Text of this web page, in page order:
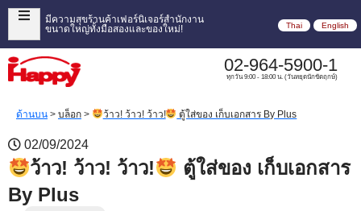
มีความสุขร้านค้าเฟอร์นิเจอร์สำนักงาน
ขนาดใหญ่ทั้งมือสองและของใหม่!
Thai English
02-964-5900-1
ทุกวัน 9:00 - 18:00 น. (วันหยุดนักขัตฤกษ์)
ด้านบน > บล็อก > ว้าว! ว้าว! ว้าว! ตู้ใส่ของ เก็บเอกสาร By Plus
02/09/2024
ว้าว! ว้าว! ว้าว!
ตู้ใส่ของ เก็บเอกสาร
By Plus